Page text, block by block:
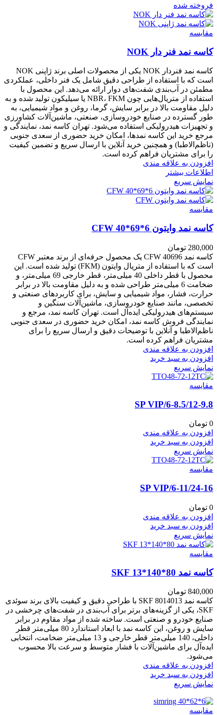
فروخته شده
مقايسه
کاسه نمد فنر دار NOK
کاسه نمد فنر‌دار NOK یکی از محصولات اصلی برند ژاپنی NOK
است که با استفاده از طراحی دقیق شامل یک فنر داخلی، عملکردی
مطمئن در آب‌بندی شفت‌های دوار ارائه می‌دهد. این محصول با
استفاده از متریال‌هایی چون NBR، FKM یا سیلیکون تولید شده و به
دلیل مقاومت بالا در برابر سایش، گرما، روغن و مواد شیمیایی، به
طور گسترده در صنایع خودروسازی، صنعتی، ماشین‌آلات کشاورزی
و تجهیزات هیدرولیکی استفاده می‌شود. تهران کاسه نمد، نمایندگی و
مرجع خرید این کاسه نمد‌ها، امکان خرید حضوری از سعدی جنوبی
(ناظم‌الاطبا) و همچنین خرید آنلاین با ارسال سریع و تضمین کیفیت
را برای مشتریان فراهم کرده است.
افزودن به علاقه مندی
اطلاعات بیشتر
نمایش سریع
مقايسه
کاسه نمد وایتون CFW 40*69*6
280,000 تومان
کاسه نمد CFW 40696 یک محصول حرفه‌ای از برند معتبر CFW
است که با استفاده از متریال وایتون (FKM) تولید شده است. این
محصول با قطر داخلی 40 میلی‌متر، قطر خارجی 69 میلی‌متر، و
ضخامت 6 میلی‌متر طراحی شده و به دلیل مقاومت بالا در برابر
حرارت، فشار، مواد شیمیایی و سایش، برای کاربردهای صنعتی و
تخصصی، مانند صنایع خودروسازی، ماشین‌آلات سنگین و
سیستم‌های هیدرولیکی ایده‌آل است. تهران کاسه نمد، مرجع و
نمایندگی فروش کاسه نمد، امکان خرید حضوری در سعدی جنوبی
ناظم‌الاطبا و آنلاین با توضیحات دقیق و ارسال سریع را برای
مشتریان فراهم کرده است.
افزودن به علاقه مندی
افزودن به سبد خرید
نمایش سریع
مقايسه
6-8.5/12-9.8/SP VIP
0 تومان
افزودن به علاقه مندی
افزودن به سبد خرید
نمایش سریع
مقايسه
6-11/24-16/SP VIP
0 تومان
افزودن به علاقه مندی
افزودن به سبد خرید
نمایش سریع
مقايسه
کاسه نمد 80*140*13 SKF
840,000 تومان
کاسه نمد 8014013 SKF با طراحی دقیق و کیفیت بالای برند سوئدی
SKF، یکی از گزینه‌های برتر برای آب‌بندی در شفت‌های چرخشی در
صنایع خودرو و صنعتی است. ساخته شده از مواد مقاوم در برابر
سایش و روغن، این کاسه نمد با ابعاد استاندارد 80 میلی‌متر قطر
داخلی، 140 میلی‌متر قطر خارجی و 13 میلی‌متر ضخامت، انتخابی
ایده‌آل برای ماشین‌آلات با فشار متوسط و سرعت بالا محسوب
می‌شود.
افزودن به علاقه مندی
افزودن به سبد خرید
نمایش سریع
مقايسه